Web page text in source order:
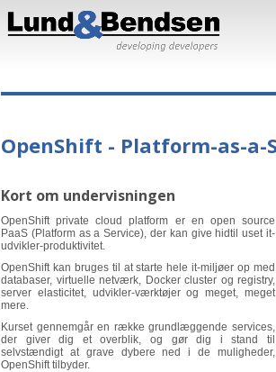
OpenShift - Platform-as-a-
Kort om undervisningen
OpenShift private cloud platform er en open source
PaaS (Platform as a Service), der kan give hidtil uset it-
udvikler-produktivitet.
OpenShift kan bruges til at starte hele it-miljøer op med
databaser, virtuelle netværk, Docker cluster og registry,
server elasticitet, udvikler-værktøjer og meget, meget
mere.
Kurset gennemgår en række grundlæggende services,
der giver dig et overblik, og gør dig i stand til
selvstændigt at grave dybere ned i de muligheder,
OpenShift tilbyder.